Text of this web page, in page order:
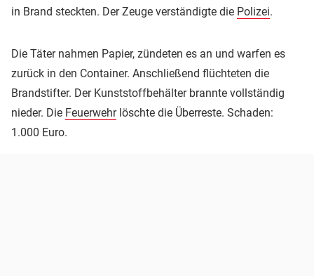
in Brand steckten. Der Zeuge verständigte die Polizei.
Die Täter nahmen Papier, zündeten es an und warfen es
zurück in den Container. Anschließend flüchteten die
Brandstifter. Der Kunststoffbehälter brannte vollständig
nieder. Die Feuerwehrlöschte die Überreste. Schaden:
1.000 Euro.